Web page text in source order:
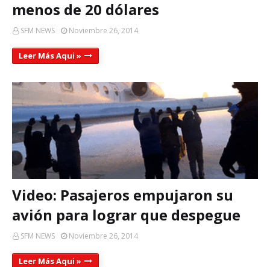
menos de 20 dólares
SFM NEWS Noviembre 26, 2014
Leer Más Aqui »
Video: Pasajeros empujaron su
avión para lograr que despegue
SFM NEWS Noviembre 26, 2014
Leer Más Aqui »